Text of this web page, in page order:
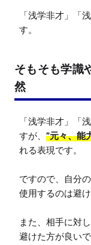
「浅学非才」「
す。
そもそも学識
然
「浅学非才」「
すが、 ”元々、能
れる表現です。
ですので、自分
使用するのは避
また、相手に対
避けた方が良いで